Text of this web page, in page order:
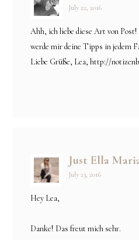
July 22, 2016
Ahh, ich liebe diese Art von
werde mir deine Tipps in jedem
Liebe Grüße, Lea, http://
Just Ella
July 23, 2016
Hey Lea,
Danke! Das freut mich sehr.